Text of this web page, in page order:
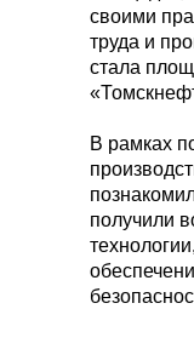
своими
труда и
стала
В рамках
получили